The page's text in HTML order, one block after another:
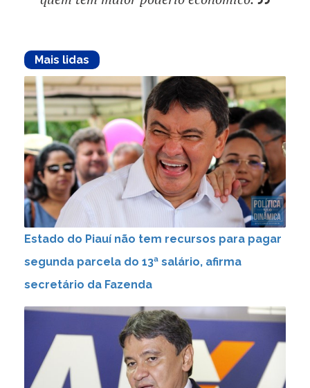
Mais lidas
Estado do Piauí não tem recursos para pagar
segunda parcela do 13ª salário, afirma
secretário da Fazenda